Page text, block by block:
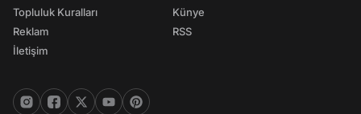
Topluluk Kuralları
Reklam
İletişim
Künye
RSS